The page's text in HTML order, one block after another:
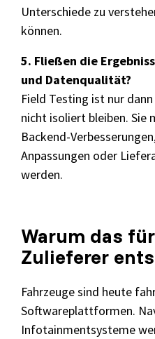
Unterschiede zu
können.
5. Fließen die
und Datenqualität?
Field Testing ist nur
nicht isoliert bleiben. Sie
Backend-
Anpassungen oder
werden.
Warum das
Zulieferer
Fahrzeuge sind heute
Softwareplattformen.
Infotainmentsysteme